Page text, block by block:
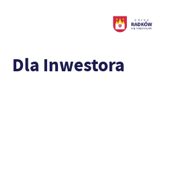
Dla Inwestora